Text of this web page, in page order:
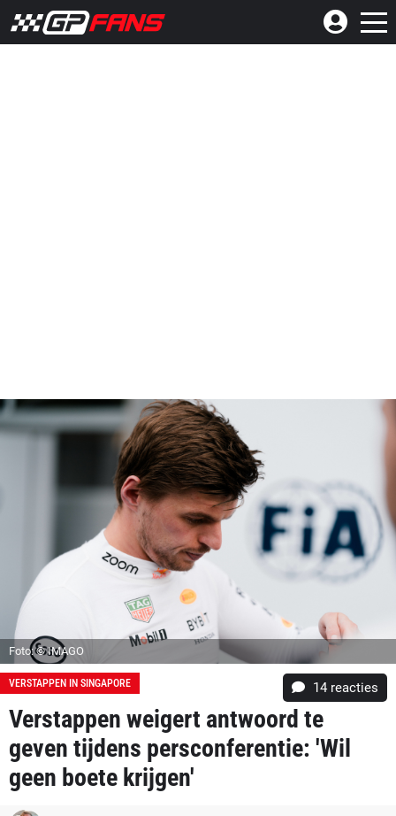
Foto: © IMAGO
VERSTAPPEN IN SINGAPORE 14 reacties
Verstappen weigert antwoord te
geven tijdens persconferentie: 'Wil
geen boete krijgen'